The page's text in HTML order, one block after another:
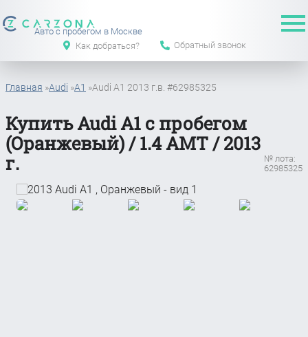
Авто с пробегом в Москве
Как добраться?
Обратный звонок
Главная »Audi »A1 »Audi A1 2013 г.в. #62985325
Купить Audi A1 с пробегом
(Оранжевый) / 1.4 АМТ / 2013
г.
№ лота:
62985325